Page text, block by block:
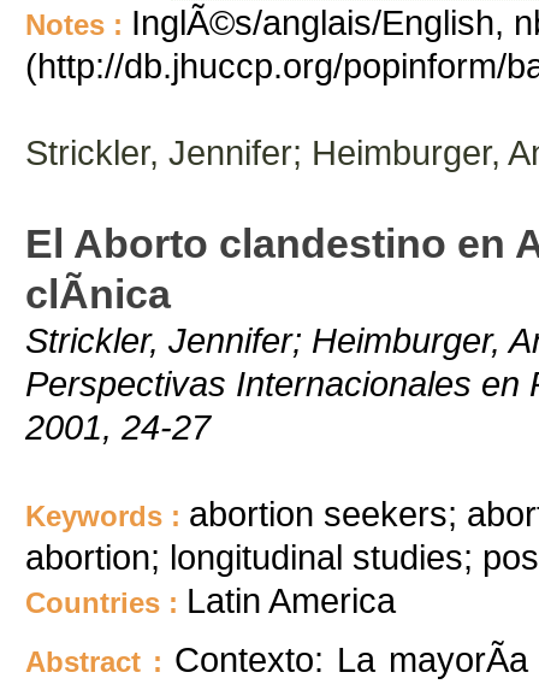
Notes : InglÃ©s/anglais/English,
(http://db.jhuccp.org/popinform/
Strickler, Jennifer; Heimburger,
El Aborto clandestino en
clÃ­nica
Strickler, Jennifer; Heimburger,
Perspectivas Internacionales en
2001, 24-27
Keywords : abortion seekers;
abortion; longitudinal studies;
Countries : Latin America
Abstract : Contexto: La